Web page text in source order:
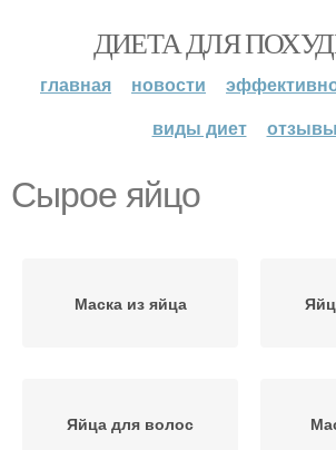
ДИЕТА ДЛЯ
главная новости
виды диет
отзывы
Сырое яйцо
Маска из яйца
Яйца для волос